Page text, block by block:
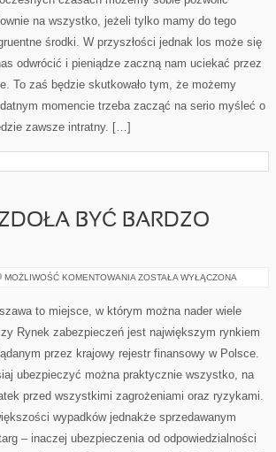
NIE
SZTUKA.
NAJBARDZIEJ
na wszystko, jeżeli tylko mamy do tego
środki. W przyszłości jednak los może się
odwrócić i pieniądze zaczną nam uciekać przez
To zaś będzie skutkowało tym, że możemy
momencie trzeba zacząć na serio myśleć o
zawsze intratny. […]
BYĆ BARDZO
MOŻLIWOŚĆ KOMENTOWANIA SŁUSZNA
BARDZO
ZOSTAŁA WYŁĄCZONA
to miejsce, w którym można nader wiele
Rynek zabezpieczeń jest największym rynkiem
przez krajowy rejestr finansowy w Polsce.
ubezpieczyć można praktycznie wszystko, na
przed wszystkimi zagrożeniami oraz ryzykami.
wypadków jednakże sprzedawanym
– inaczej ubezpieczenia od odpowiedzialności